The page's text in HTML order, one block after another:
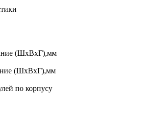
(ШхВхГ),мм
(ШхВхГ),мм
по корпусу